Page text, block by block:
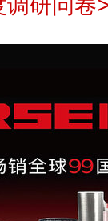
研问卷